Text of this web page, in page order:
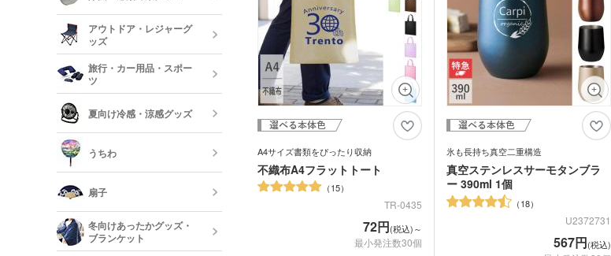
ャラクターを印刷したオリジナルエコバッ
グを作成してみてはいかがでしょうか?
A4サイズ書類をぴったり収納
不織布A4フラットトート
15
TR-0435
72円(税込)～
最小発注数30個
氷も長持ち真空二重構造
真空ステンレスサーモタンブラ
ー 390ml 1個
18
U2372731
567円(税込)
短納期キッチングッズ
ティッシュ・ボックスティ
ッシュ
掃除・洗濯グッズ
収納グッズ ドライバー・工具
靴べら・バッグハンガー他
美容・コスメ 健康グッズ
コスメポーチ マスクケース
マスク(既製品)
メディカル・エチケットグ
ッズ
名入れマスク(オリジナル印
刷)
マスク(既製品)
ハンド・除菌関連グッズ
アウトドア・レジャーグ
ッズ
アウトドア 食器・調理器具
レジャーシート・折りたた
みチェア
レジャーバッグ マルチツール・双眼鏡他
旅行・カー用品・スポー
ツ
トラベルグッズ カー用品
夏向け冷感・涼感グッズ
保冷剤・冷却パック・氷の
う
ハンディファン・ハンディ
扇風機
うちわ
扇子
冬向けあったかグッズ・
ブランケット